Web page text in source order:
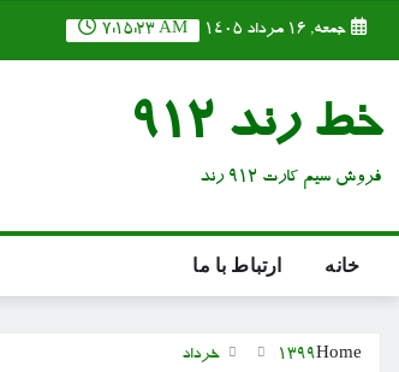
جمعه, ۱۶ مرداد ۱۴۰۵ 7:15:24 AM
خط رند 912
فروش سیم کارت 912 رند
خانه ارتباط با ما
Home
1399 خرداد